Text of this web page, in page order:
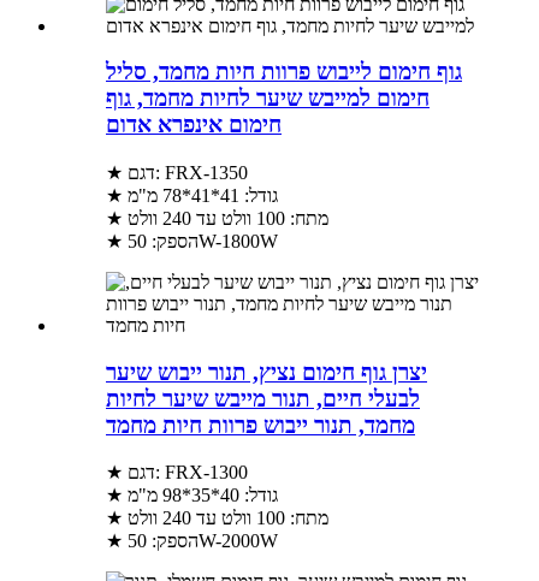
גוף חימום לייבוש פרוות חיות מחמד, סליל
חימום למייבש שיער לחיות מחמד, גוף
חימום אינפרא אדום
★ דגם: FRX-1350
★ גודל: 41*41*78 מ"מ
★ מתח: 100 וולט עד 240 וולט
★ הספק: 50W-1800W
יצרן גוף חימום נציץ, תנור ייבוש שיער
לבעלי חיים, תנור מייבש שיער לחיות
מחמד, תנור ייבוש פרוות חיות מחמד
★ דגם: FRX-1300
★ גודל: 40*35*98 מ"מ
★ מתח: 100 וולט עד 240 וולט
★ הספק: 50W-2000W